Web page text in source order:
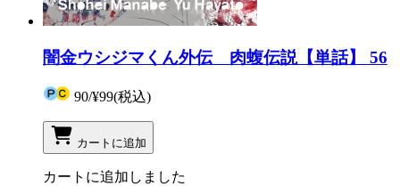
闇金ウシジマくん外伝 肉蝮伝説【単話】 56
90/¥99(税込)
カートに追加
カートに追加しました